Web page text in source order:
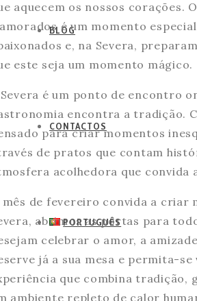
BLOG
CONTACTOS
PORTUGUÊS
aquecem os nossos corações.
é um momento
e, na Severa,
este seja um momento mágico.
é um ponto de encontro
encontra a tradição.
para criar momentos
de pratos que contam
acolhedora que convida
mês de fevereiro convida a criar
abrimos as portas para
celebrar o amor, a
já a sua mesa e permita-se
que combina tradição,
ambiente repleto de calor